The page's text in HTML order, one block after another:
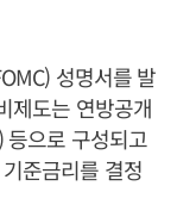
성명서를 발
제도는 연방공개
등으로 구성되고
준금리를 결정